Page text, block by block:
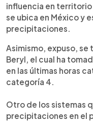
influencia en territorio
se ubica en México y
precipitaciones.
Asimismo, expuso,
Beryl, el cual ha
en las últimas horas
categoría 4.
Otro de los sistemas
precipitaciones en el